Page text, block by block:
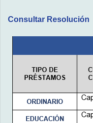
Consultar Resolución